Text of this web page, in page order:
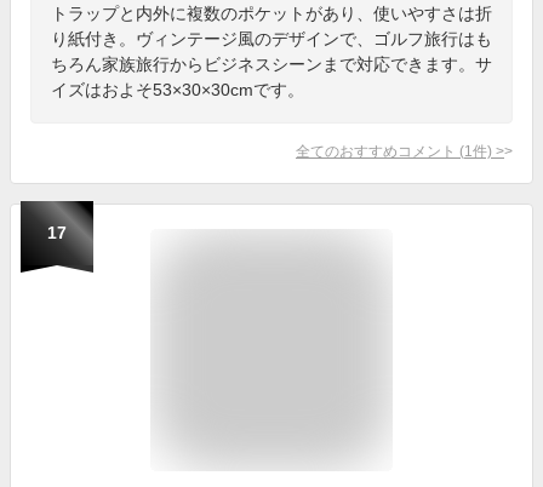
トラップと内外に複数のポケットがあり、使いやすさは折
り紙付き。ヴィンテージ風のデザインで、ゴルフ旅行はも
ちろん家族旅行からビジネスシーンまで対応できます。サ
イズはおよそ53×30×30cmです。
全てのおすすめコメント (1 件) >
17